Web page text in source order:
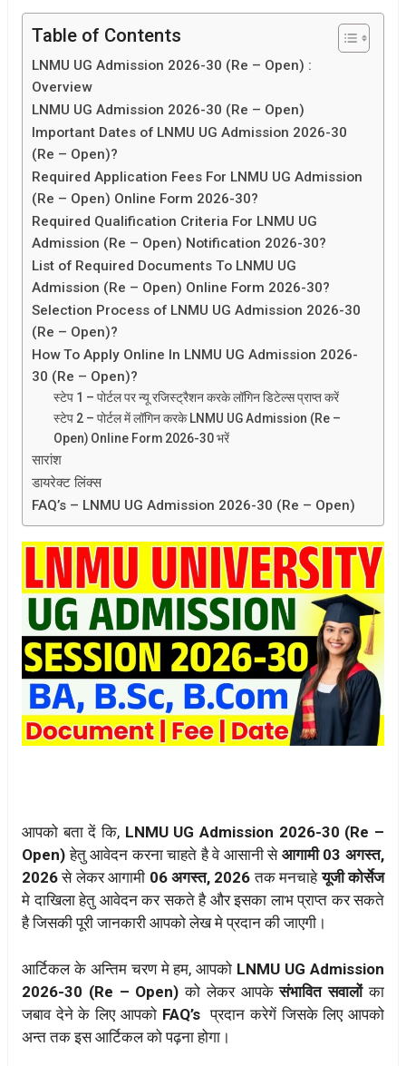
Table of Contents
LNMU UG Admission 2026-30 (Re – Open) :
Overview
LNMU UG Admission 2026-30 (Re – Open)
Important Dates of LNMU UG Admission 2026-30
(Re – Open)?
Required Application Fees For LNMU UG Admission
(Re – Open) Online Form 2026-30?
Required Qualification Criteria For LNMU UG
Admission (Re – Open) Notification 2026-30?
List of Required Documents To LNMU UG
Admission (Re – Open) Online Form 2026-30?
Selection Process of LNMU UG Admission 2026-30
(Re – Open)?
How To Apply Online In LNMU UG Admission 2026-
30 (Re – Open)?
स्टेप 1 – पोर्टल पर न्यू रजिस्ट्रैशन करके लॉगिन डिटेल्स प्राप्त करें
स्टेप 2 – पोर्टल में लॉगिन करके LNMU UG Admission (Re –
Open) Online Form 2026-30 भरें
सारांश
डायरेक्ट लिंक्स
FAQ’s – LNMU UG Admission 2026-30 (Re – Open)
आपको बता दें कि, LNMU UG Admission 2026-30 (Re –
Open) हेतु आवेदन करना चाहते है वे आसानी से आगामी 03 अगस्त,
2026से लेकर आगामी 06 अगस्त, 2026तक मनचाहेयूजी कोर्सेज
मे दाखिला हेतु आवेदन कर सकते है और इसका लाभ प्राप्त कर सकते
है जिसकी पूरी जानकारी आपको लेख मे प्रदान की जाएगी।
आर्टिकल के अन्तिम चरण मे हम, आपको LNMU UG Admission
2026-30 (Re – Open) को लेकर आपकेसंभावित सवालोंका
जबाव देने के लिए आपकोFAQ’sप्रदान करेगें जिसके लिए आपको
अन्त तक इस आर्टिकल को पढ़ना होगा।